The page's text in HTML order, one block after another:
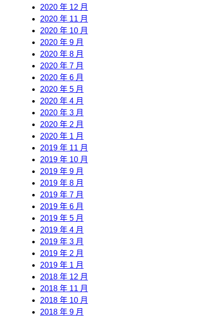
2020 年 12 月
2020 年 11 月
2020 年 10 月
2020 年 9 月
2020 年 8 月
2020 年 7 月
2020 年 6 月
2020 年 5 月
2020 年 4 月
2020 年 3 月
2020 年 2 月
2020 年 1 月
2019 年 11 月
2019 年 10 月
2019 年 9 月
2019 年 8 月
2019 年 7 月
2019 年 6 月
2019 年 5 月
2019 年 4 月
2019 年 3 月
2019 年 2 月
2019 年 1 月
2018 年 12 月
2018 年 11 月
2018 年 10 月
2018 年 9 月